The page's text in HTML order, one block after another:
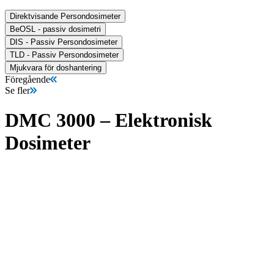
Direktvisande Persondosimeter
BeOSL - passiv dosimetri
DIS - Passiv Persondosimeter
TLD - Passiv Persondosimeter
Mjukvara för doshantering
Föregående
Se fler
DMC 3000 – Elektronisk
Dosimeter